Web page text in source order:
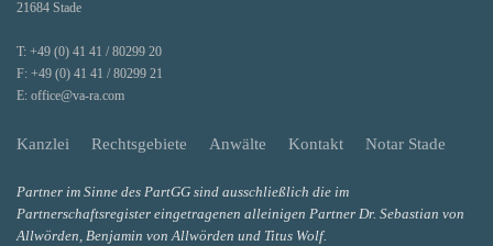
21684 Stade
T: +49 (0) 41 41 / 80299 20
F: +49 (0) 41 41 / 80299 21
E: office@va-ra.com
Kanzlei Rechtsgebiete Anwälte Kontakt Notar Stade
Partner im Sinne des PartGG sind ausschließlich die im
Partnerschaftsregister eingetragenen alleinigen Partner Dr. Sebastian von
Allwörden, Benjamin von Allwörden und Titus Wolf.